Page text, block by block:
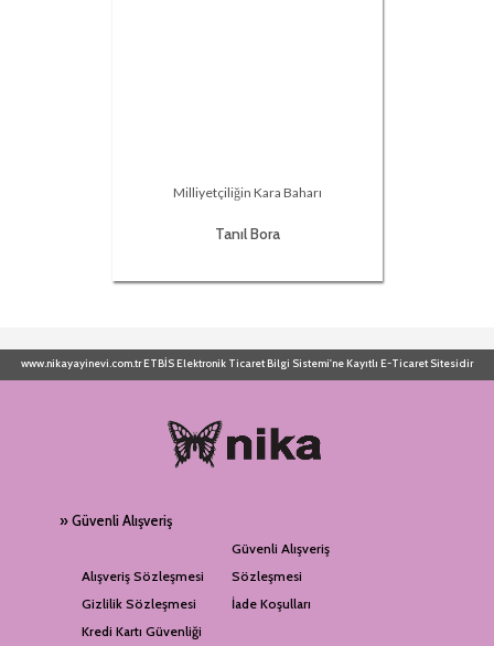
Milliyetçiliğin Kara Baharı
Tanıl Bora
www.nikayayinevi.com.tr ETBİS Elektronik Ticaret Bilgi Sistemi'ne Kayıtlı E-Ticaret Sitesidir
» Güvenli Alışveriş
Alışveriş Sözleşmesi
Güvenli Alışveriş
Sözleşmesi
Gizlilik Sözleşmesi
İade Koşulları
Kredi Kartı Güvenliği